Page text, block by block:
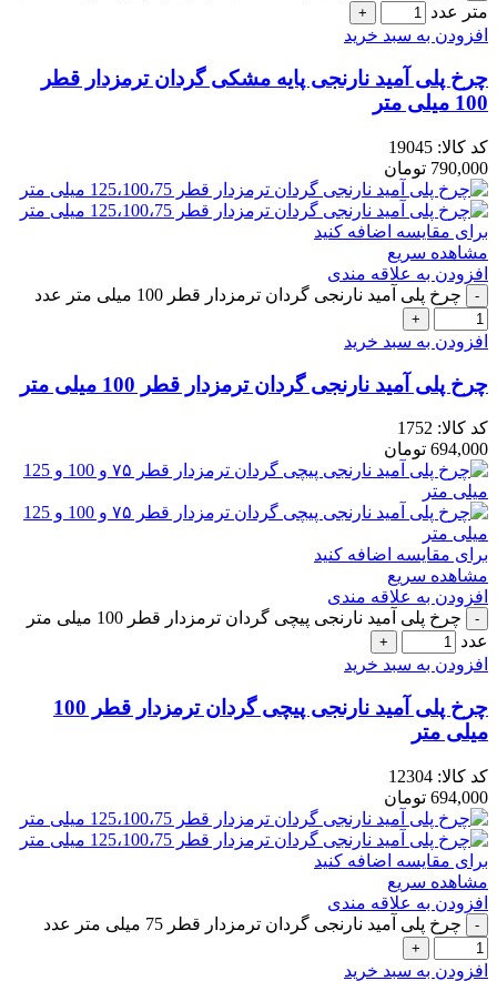
متر عدد
افزودن به سبد خرید
چرخ پلی آمید نارنجی پایه مشکی گردان ترمزدار قطر
100 میلی متر
کد کالا: 19045
790,000 تومان
برای مقایسه اضافه کنید
مشاهده سریع
افزودن به علاقه مندی
چرخ پلی آمید نارنجی گردان ترمزدار قطر 100 میلی متر عدد
افزودن به سبد خرید
چرخ پلی آمید نارنجی گردان ترمزدار قطر 100 میلی متر
کد کالا: 1752
694,000 تومان
برای مقایسه اضافه کنید
مشاهده سریع
افزودن به علاقه مندی
چرخ پلی آمید نارنجی پیچی گردان ترمزدار قطر 100 میلی متر
عدد
افزودن به سبد خرید
چرخ پلی آمید نارنجی پیچی گردان ترمزدار قطر 100
میلی متر
کد کالا: 12304
694,000 تومان
برای مقایسه اضافه کنید
مشاهده سریع
افزودن به علاقه مندی
چرخ پلی آمید نارنجی گردان ترمزدار قطر 75 میلی متر عدد
افزودن به سبد خرید